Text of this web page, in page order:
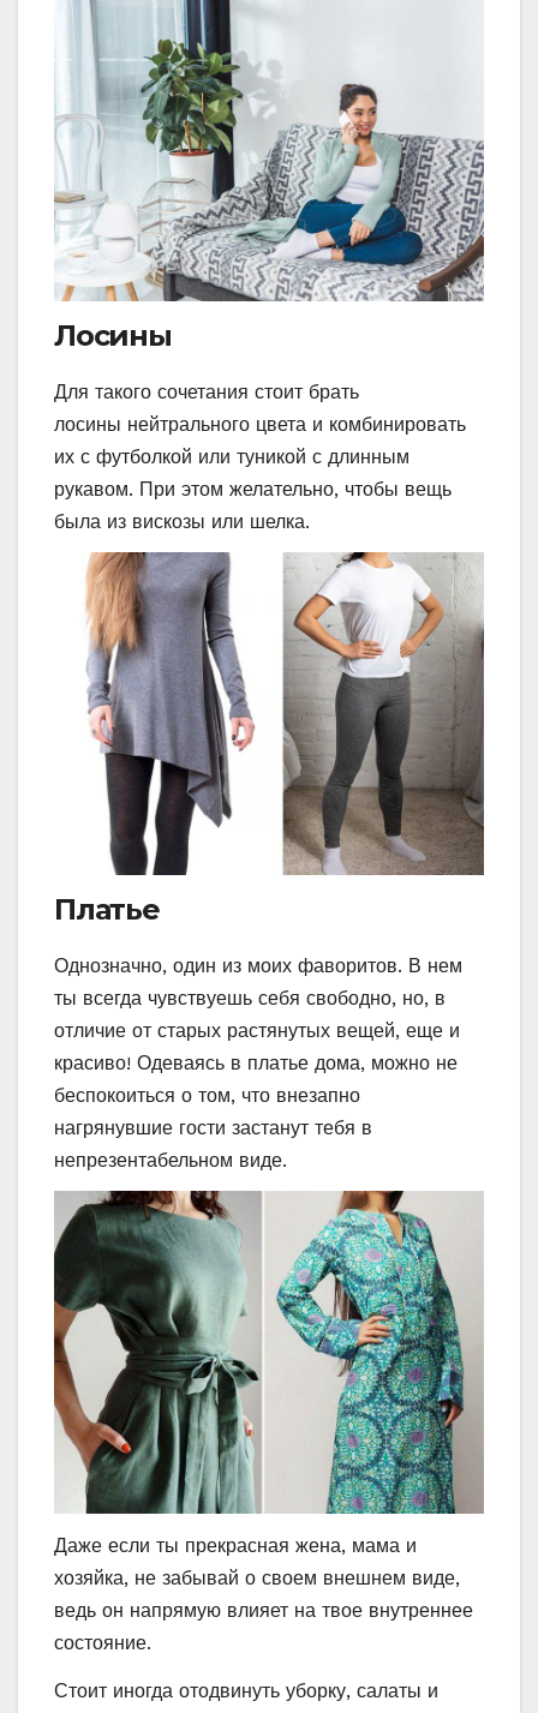
Лосины
Для такого сочетания стоит брать
лосины нейтрального цвета и комбинировать
их с футболкой или туникой с длинным
рукавом. При этом желательно, чтобы вещь
была из вискозы или шелка.
Платье
Однозначно, один из моих фаворитов. В нем
ты всегда чувствуешь себя свободно, но, в
отличие от старых растянутых вещей, еще и
красиво! Одеваясь в платье дома, можно не
беспокоиться о том, что внезапно
нагрянувшие гости застанут тебя в
непрезентабельном виде.
Даже если ты прекрасная жена, мама и
хозяйка, не забывай о своем внешнем виде,
ведь он напрямую влияет на твое внутреннее
состояние.
Стоит иногда отодвинуть уборку, салаты и